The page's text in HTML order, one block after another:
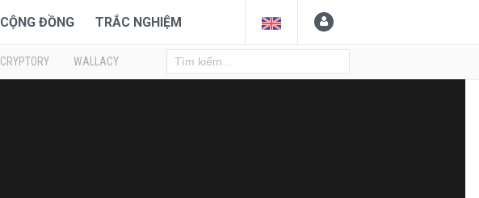
CỘNG ĐỒNG TRẮC NGHIỆM
CRYPTORY WALLACY